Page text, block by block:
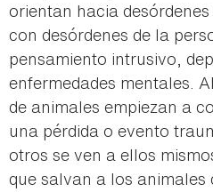
orientan hacia
con desórdenes de la
pensamiento intrusivo,
enfermedades mentales.
de animales empiezan a
una pérdida o evento
otros se ven a ellos
que salvan a los animales